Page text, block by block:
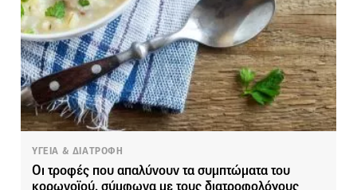
ΥΓΕΙΑ & ΔΙΑΤΡΟΦΗ
Οι τροφές που απαλύνουν τα συμπτώματα του
κορωνοϊού, σύμφωνα με τους διατροφολόγους